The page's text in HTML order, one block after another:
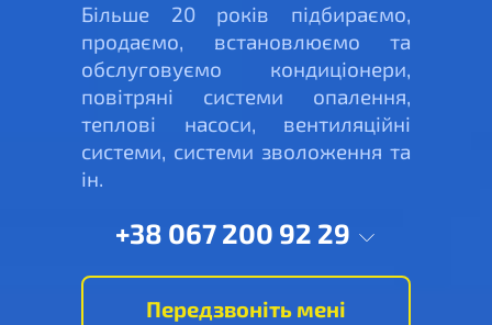
Більше 20 років підбираємо,
продаємо, встановлюємо та
обслуговуємо кондиціонери,
повітряні системи опалення,
теплові насоси, вентиляційні
системи, системи зволоження та
ін.
+38 067 200 92 29
Передзвоніть мені